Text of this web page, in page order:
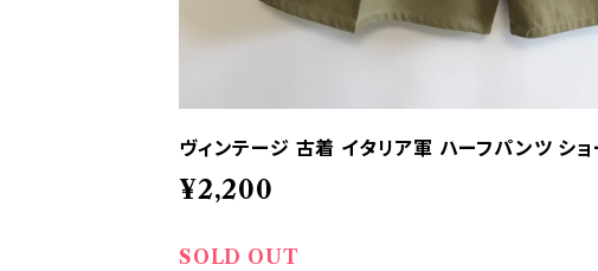
ヴィンテージ 古着 イタリア軍 ハーフパンツ シ
¥2,200
SOLD OUT